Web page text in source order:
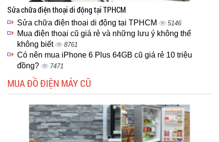
Sửa chữa điện thoại di động tại TPHCM
Sửa chữa điện thoại di động tại TPHCM 5146
Mua điện thoại cũ giá rẻ và những lưu ý không thể
không biết
8761
Có nên mua iPhone 6 Plus 64GB cũ giá rẻ 10 triệu
đồng?
7471
MUA ĐỒ ĐIỆN MÁY CŨ